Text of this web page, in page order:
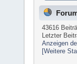
43616
Letzter
Anzeigen
[Weitere